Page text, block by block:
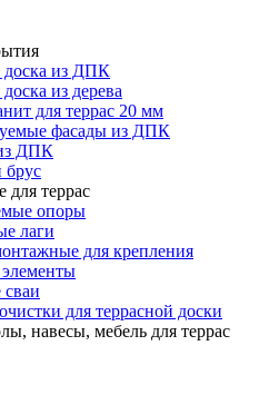
доска из ДПК
из дерева
для террас 20 мм
фасады из ДПК
ДПК
террас
опоры
лаги
для крепления
для террасной доски
навесы, мебель для террас